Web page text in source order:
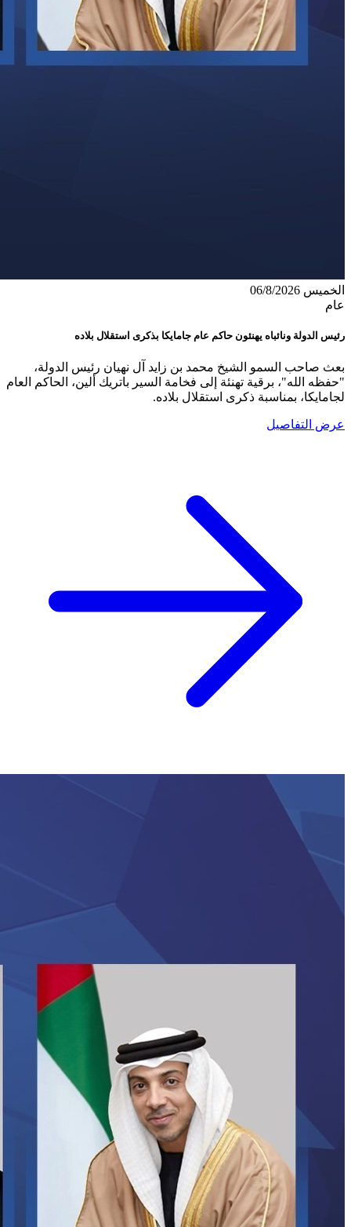
الخميس 06/8/2026
عام
رئيس الدولة ونائباه يهنئون حاكم عام جامايكا بذكرى استقلال بلاده
بعث صاحب السمو الشيخ محمد بن زايد آل نهيان رئيس الدولة،
"حفظه الله"، برقية تهنئة إلى فخامة السير باتريك ألين، الحاكم العام
لجامايكا، بمناسبة ذكرى استقلال بلاده.
عرض التفاصيل